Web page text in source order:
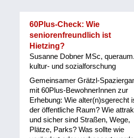
&
Bildung
Demenz
Gesundheit
60Plus-Check: Wie
seniorenfreundlich ist
Hietzing?
Susanne Dobner MSc, queraum.
kultur- und sozialforschung
Gemeinsamer Grätzl-
mit 60Plus-BewohnerInnen zur
Erhebung: Wie alter(n)sgerecht
der öffentliche Raum? Wie
und sicher sind Straßen, Wege,
Plätze, Parks? Was sollte wie